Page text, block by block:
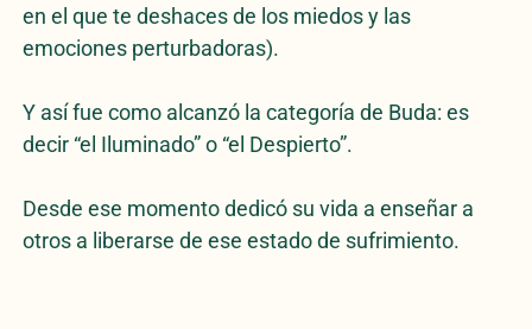
en el que te deshaces de los miedos y las
emociones perturbadoras).
Y así fue como alcanzó la categoría de Buda: es
decir “el Iluminado” o “el Despierto”.
Desde ese momento dedicó su vida a enseñar a
otros a liberarse de ese estado de sufrimiento.